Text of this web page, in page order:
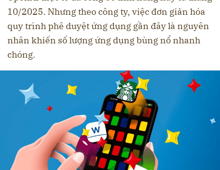
10/2025. Nhưng theo công ty, việc đơn giản hóa
quy trình phê duyệt ứng dụng gần đây là nguyên
nhân khiến số lượng ứng dụng bùng nổ nhanh
chóng.